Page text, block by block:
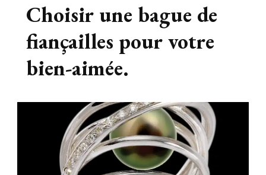
Choisir une bague de
fiançailles pour votre
bien-aimée.